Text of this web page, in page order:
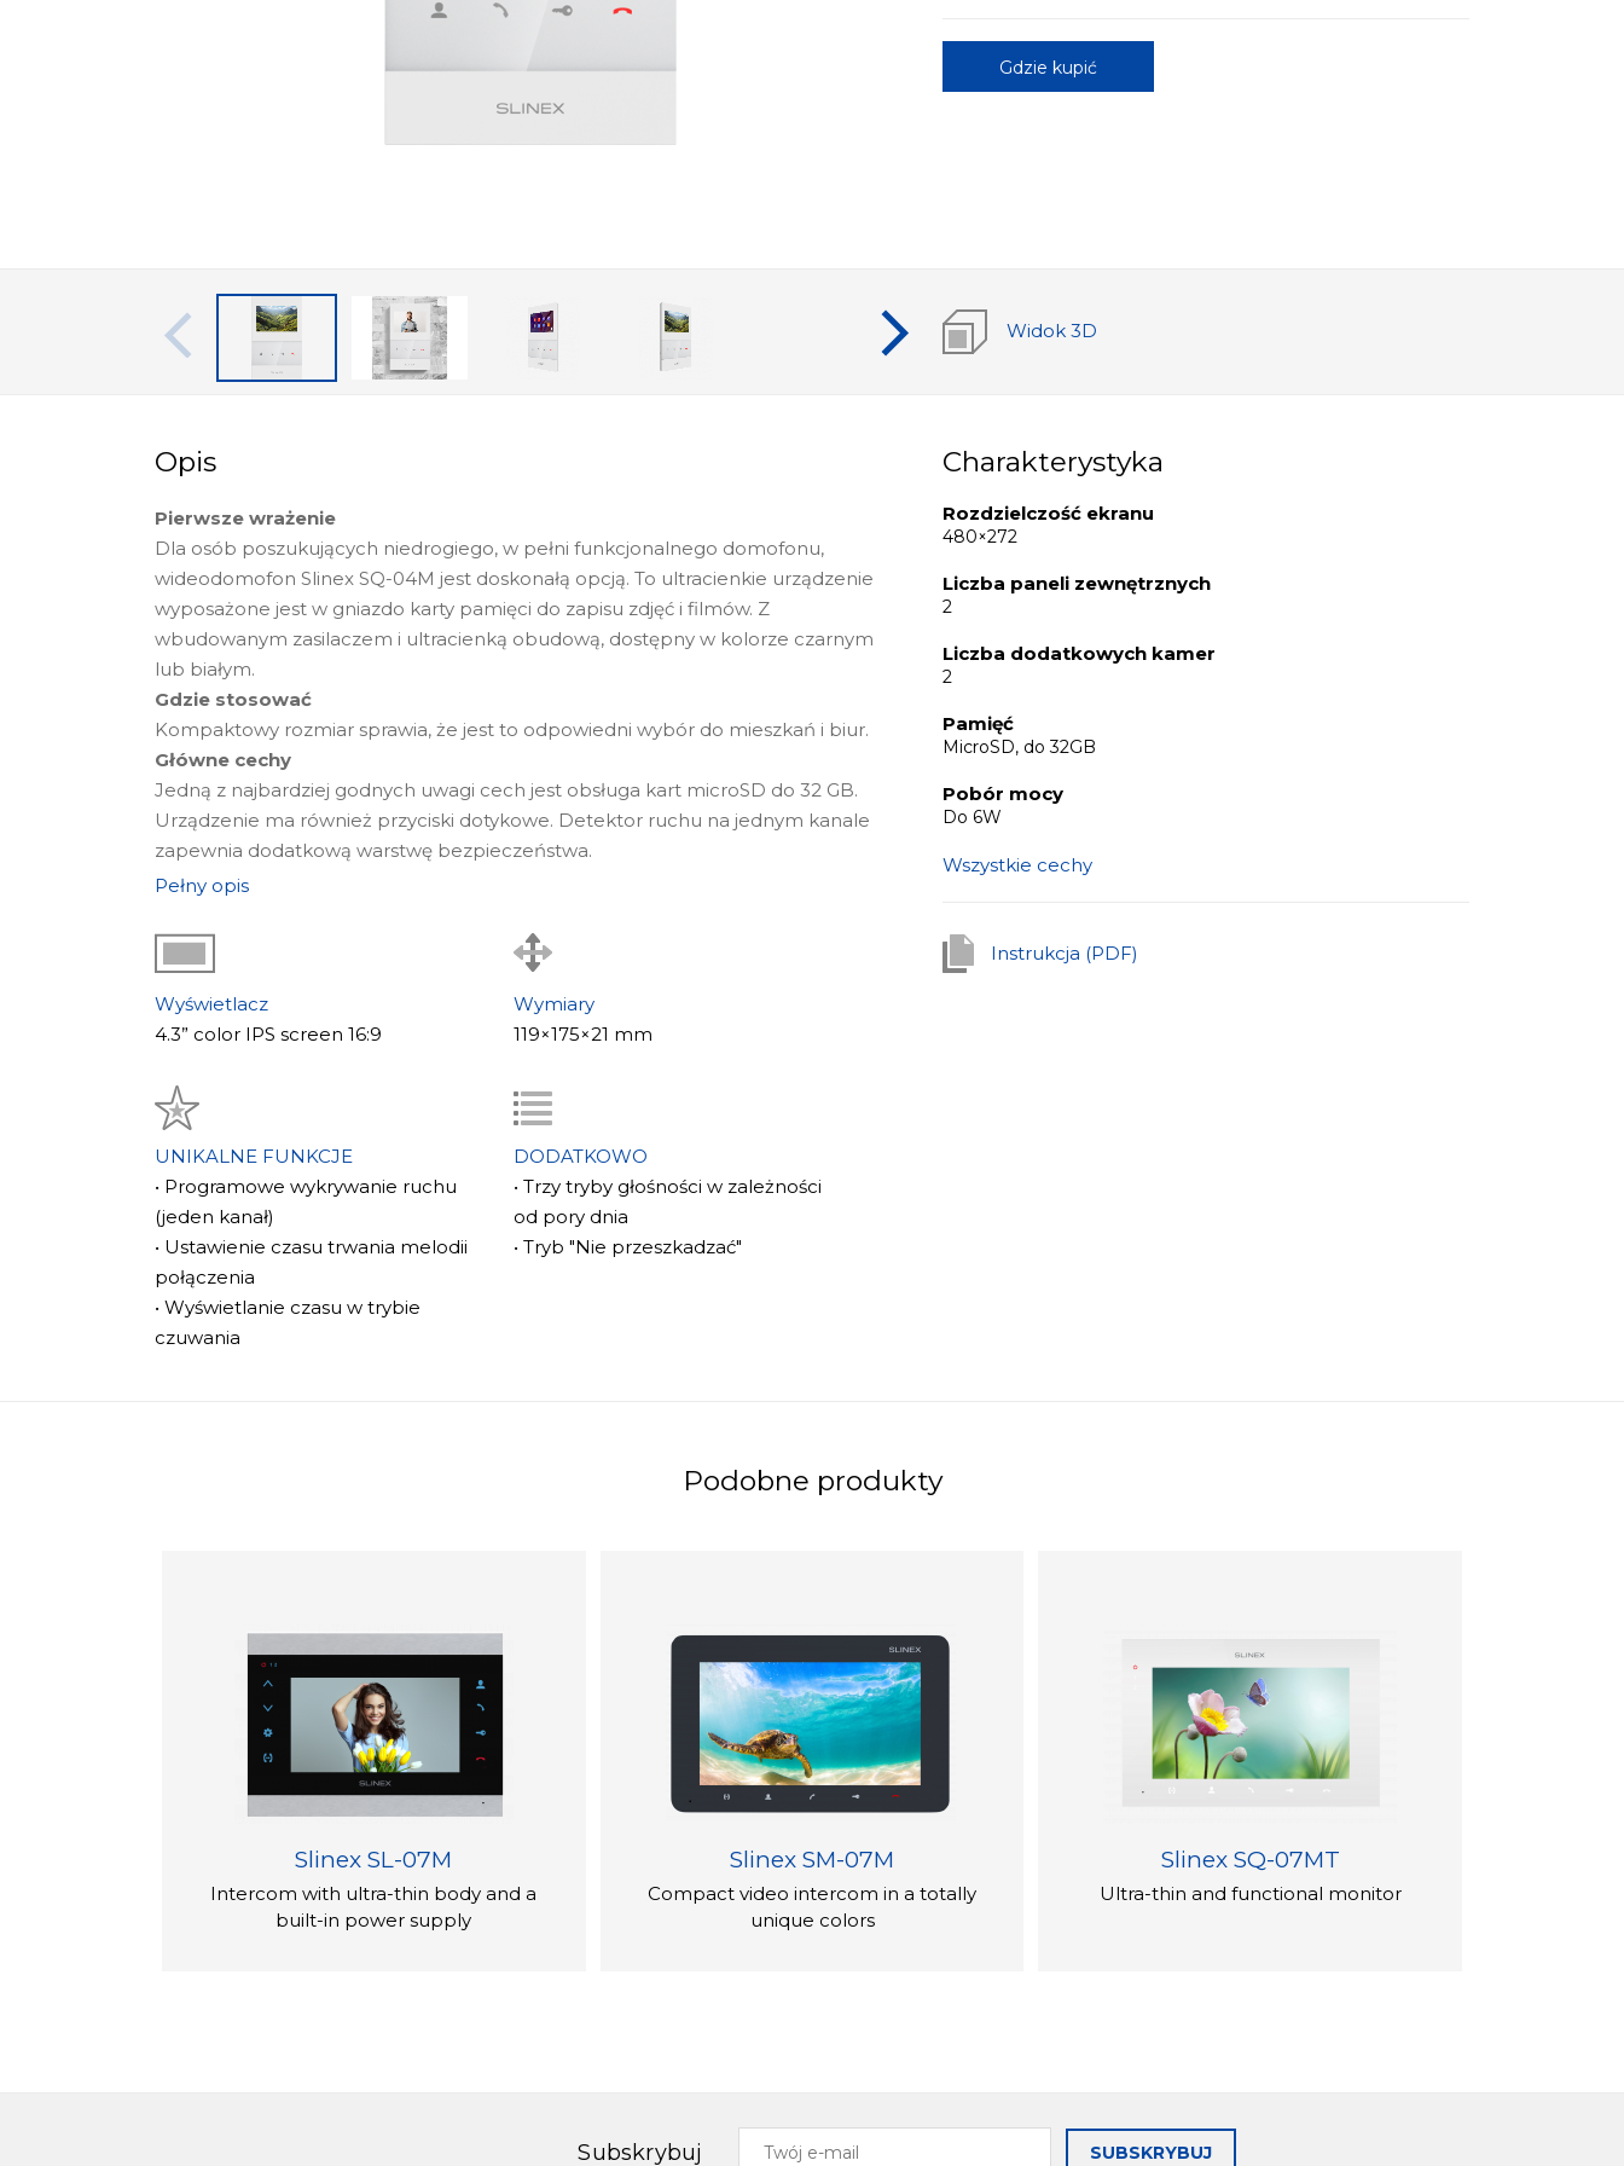
Gdzie kupić
Widok 3D
Opis
Pierwsze wrażenie
Dla osób poszukujących niedrogiego, w pełni funkcjonalnego domofonu,
wideodomofon Slinex SQ-04M jest doskonałą opcją. To ultracienkie urządzenie
wyposażone jest w gniazdo karty pamięci do zapisu zdjęć i filmów. Z
wbudowanym zasilaczem i ultracienką obudową, dostępny w kolorze czarnym
lub białym.
Gdzie stosować
Kompaktowy rozmiar sprawia, że jest to odpowiedni wybór do mieszkań i biur.
Główne cechy
Jedną z najbardziej godnych uwagi cech jest obsługa kart microSD do 32 GB.
Urządzenie ma również przyciski dotykowe. Detektor ruchu na jednym kanale
zapewnia dodatkową warstwę bezpieczeństwa.
Wygląd i wyświetlacz
Wyposażony w 4-calowy wyświetlacz LCD o rozdzielczości 480×272 pikseli.
Pełny opis
Wyświetlacz
4.3” color IPS screen 16:9
Wymiary
119×175×21 mm
UNIKALNE FUNKCJE
• Programowe wykrywanie ruchu
(jeden kanał)
• Ustawienie czasu trwania melodii
połączenia
• Wyświetlanie czasu w trybie
czuwania
DODATKOWO
• Trzy tryby głośności w zależności
od pory dnia
• Tryb "Nie przeszkadzać"
Charakterystyka
Rozdzielczość ekranu
480×272
Liczba paneli zewnętrznych
2
Liczba dodatkowych kamer
2
Pamięć
MicroSD, do 32GB
Pobór mocy
Do 6W
Wszystkie cechy
Instrukcja (PDF)
Podobne produkty
Slinex SL-07M
Intercom with ultra-thin body and a
built-in power supply
Slinex SM-07M
Compact video intercom in a totally
unique colors
Slinex SQ-07MT
Ultra-thin and functional monitor
Subskrybuj
Twój
SUBSKRYBUJ